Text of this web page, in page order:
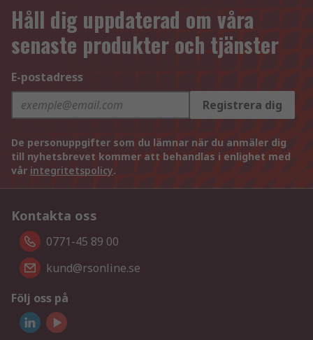
Håll dig uppdaterad om våra
senaste produkter och tjänster
E-postadress
Registrera dig
De personuppgifter som du lämnar när du anmäler dig
till nyhetsbrevet kommer att behandlas i enlighet med
vår integritetspolicy.
Kontakta oss
0771-45 89 00
kund@rsonline.se
Följ oss på